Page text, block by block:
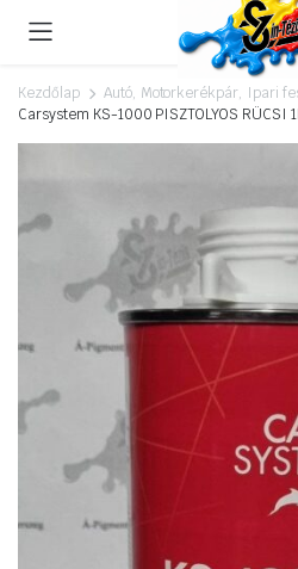
Kezdőlap
Autó, Motorkerékpár, Ipari
Carsystem KS-1000 PISZTOLYOS RÜCSI